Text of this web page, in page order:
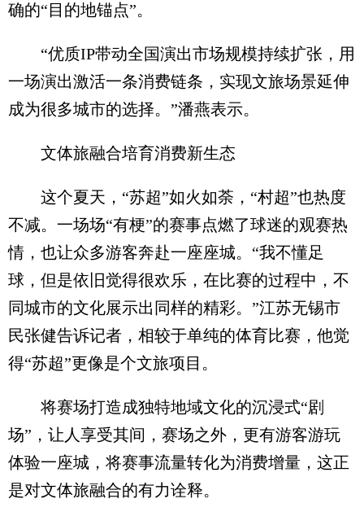
确的“目的地锚点”。
“优质IP带动全国演出市场规模持续扩张，用
一场演出激活一条消费链条，实现文旅场景延伸
成为很多城市的选择。”潘燕表示。
文体旅融合培育消费新生态
这个夏天，“苏超”如火如荼，“村超”也热度
不减。一场场“有梗”的赛事点燃了球迷的观赛热
情，也让众多游客奔赴一座座城。“我不懂足
球，但是依旧觉得很欢乐，在比赛的过程中，不
同城市的文化展示出同样的精彩。”江苏无锡市
民张健告诉记者，相较于单纯的体育比赛，他觉
得“苏超”更像是个文旅项目。
将赛场打造成独特地域文化的沉浸式“剧
场”，让人享受其间，赛场之外，更有游客游玩
体验一座城，将赛事流量转化为消费增量，这正
是对文体旅融合的有力诠释。